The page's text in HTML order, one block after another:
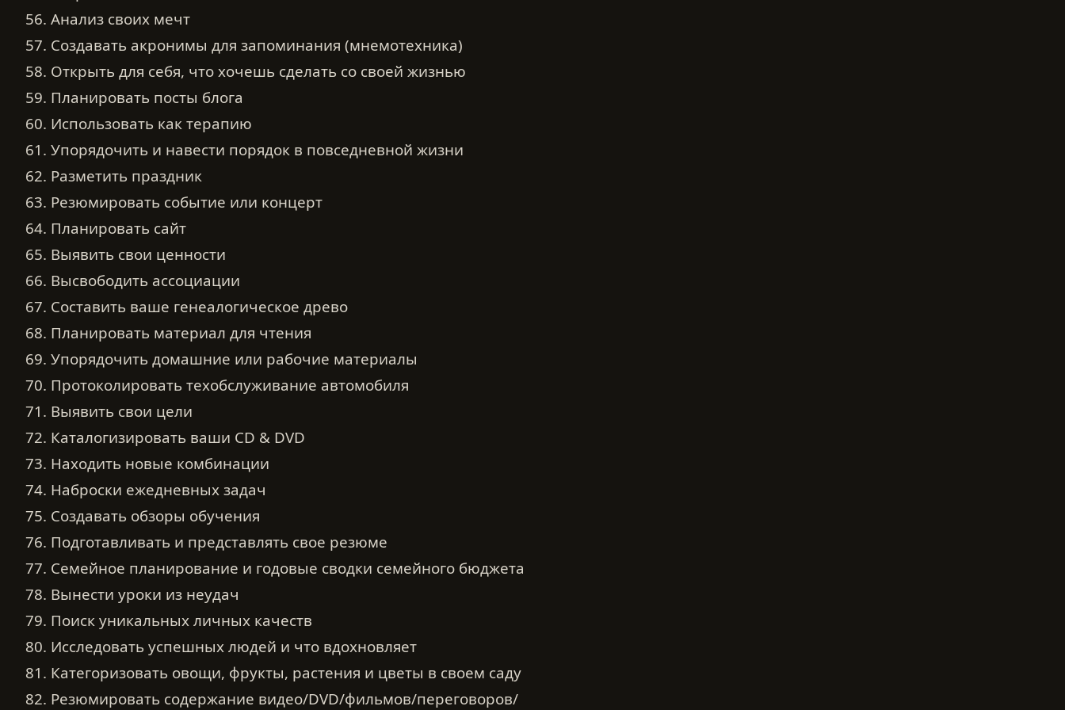
56. Анализ своих мечт
57. Создавать акронимы для запоминания (мнемотехника)
58. Открыть для себя, что хочешь сделать со своей жизнью
59. Планировать посты блога
60. Использовать как терапию
61. Упорядочить и навести порядок в повседневной жизни
62. Разметить праздник
63. Резюмировать событие или концерт
64. Планировать сайт
65. Выявить свои ценности
66. Высвободить ассоциации
67. Составить ваше генеалогическое древо
68. Планировать материал для чтения
69. Упорядочить домашние или рабочие материалы
70. Протоколировать техобслуживание автомобиля
71. Выявить свои цели
72. Каталогизировать ваши CD & DVD
73. Находить новые комбинации
74. Наброски ежедневных задач
75. Создавать обзоры обучения
76. Подготавливать и представлять свое резюме
77. Семейное планирование и годовые сводки семейного бюджета
78. Вынести уроки из неудач
79. Поиск уникальных личных качеств
80. Исследовать успешных людей и что вдохновляет
81. Категоризовать овощи, фрукты, растения и цветы в своем саду
82. Резюмировать содержание видео/DVD/фильмов/переговоров/